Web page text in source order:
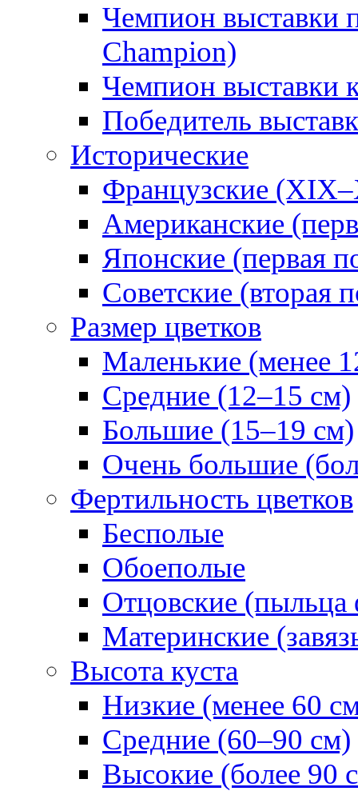
Чемпион выставки
Champion)
Чемпион выставки
Победитель
Исторические
Французские
Американские
Японские (первая
Советские (вторая
Размер цветков
Маленькие (менее
Средние (12–15 см)
Большие (15–19 см)
Очень большие
Фертильность цветков
Бесполые
Обоеполые
Отцовские (пыльца
Материнские
Высота куста
Низкие (менее 60
Средние (60–90 см)
Высокие (более 90